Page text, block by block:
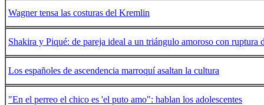
Wagner tensa las costuras del Kremlin
Shakira y Piqué: de pareja ideal a un triángulo amoroso con ruptura
Los españoles de ascendencia marroquí asaltan la cultura
"En el perreo el chico es 'el puto amo": hablan los adolescentes